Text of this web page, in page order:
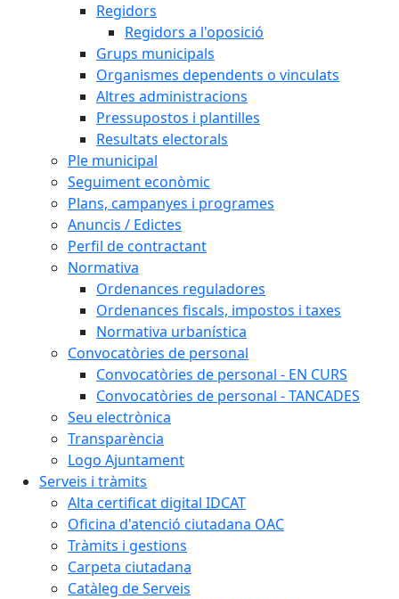
Regidors
Regidors a l'oposició
Grups municipals
Organismes dependents o vinculats
Altres administracions
Pressupostos i plantilles
Resultats electorals
Ple municipal
Seguiment econòmic
Plans, campanyes i programes
Anuncis / Edictes
Perfil de contractant
Normativa
Ordenances reguladores
Ordenances fiscals, impostos i taxes
Normativa urbanística
Convocatòries de personal
Convocatòries de personal - EN CURS
Convocatòries de personal - TANCADES
Seu electrònica
Transparència
Logo Ajuntament
Serveis i tràmits
Alta certificat digital IDCAT
Oficina d'atenció ciutadana OAC
Tràmits i gestions
Carpeta ciutadana
Catàleg de Serveis